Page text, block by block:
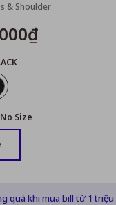
& Shoulder
No Size
quà khi mua bill từ 1 triệu